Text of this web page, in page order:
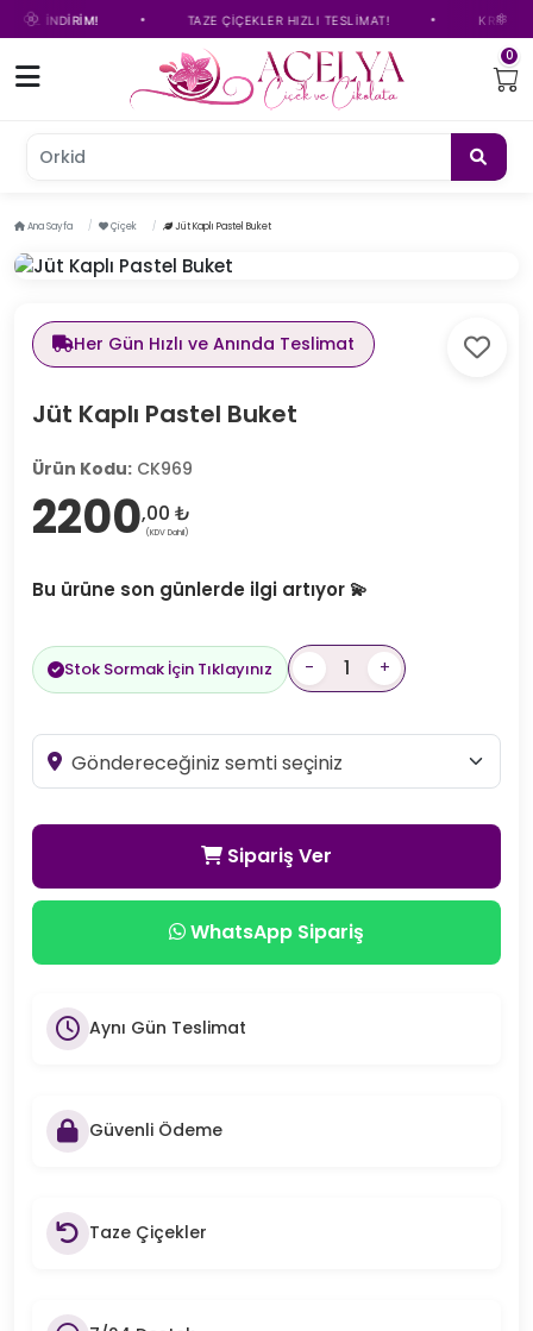
TL İNDİRİM! TAZE ÇİÇEKLER HIZLI TESLİMAT! KREDİ
0
Orkide
Ana Sayfa Çiçek Jüt Kaplı Pastel Buket
Her Gün Hızlı ve Anında Teslimat
Jüt Kaplı Pastel Buket
Ürün Kodu: CK969
2200,00 ₺
(KDV Dahil)
Bu ürüne son günlerde ilgi artıyor 💫
Stok Sormak İçin Tıklayınız - +
Sipariş Ver
WhatsApp Sipariş
Aynı Gün Teslimat
Güvenli Ödeme
Taze Çiçekler